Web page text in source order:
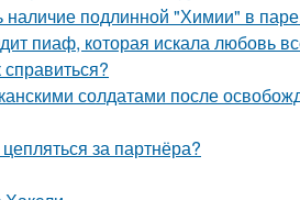
наличие подлинной "Химии" в
пиаф, которая искала любовь
солдатами после
за партнёра?